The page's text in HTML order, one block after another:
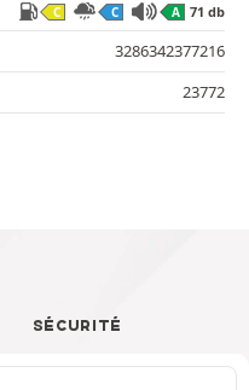
C C A 71 db
3286342377216
23772
SÉCURITÉ